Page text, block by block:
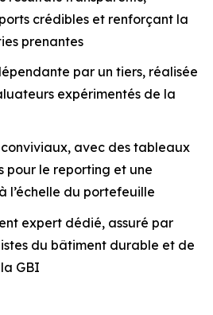
crédibles et renforçant la
prenantes
par un tiers, réalisée
expérimentés de la
avec des tableaux
pour le reporting et une
l’échelle du portefeuille
expert dédié, assuré par
du bâtiment durable et de
GBI